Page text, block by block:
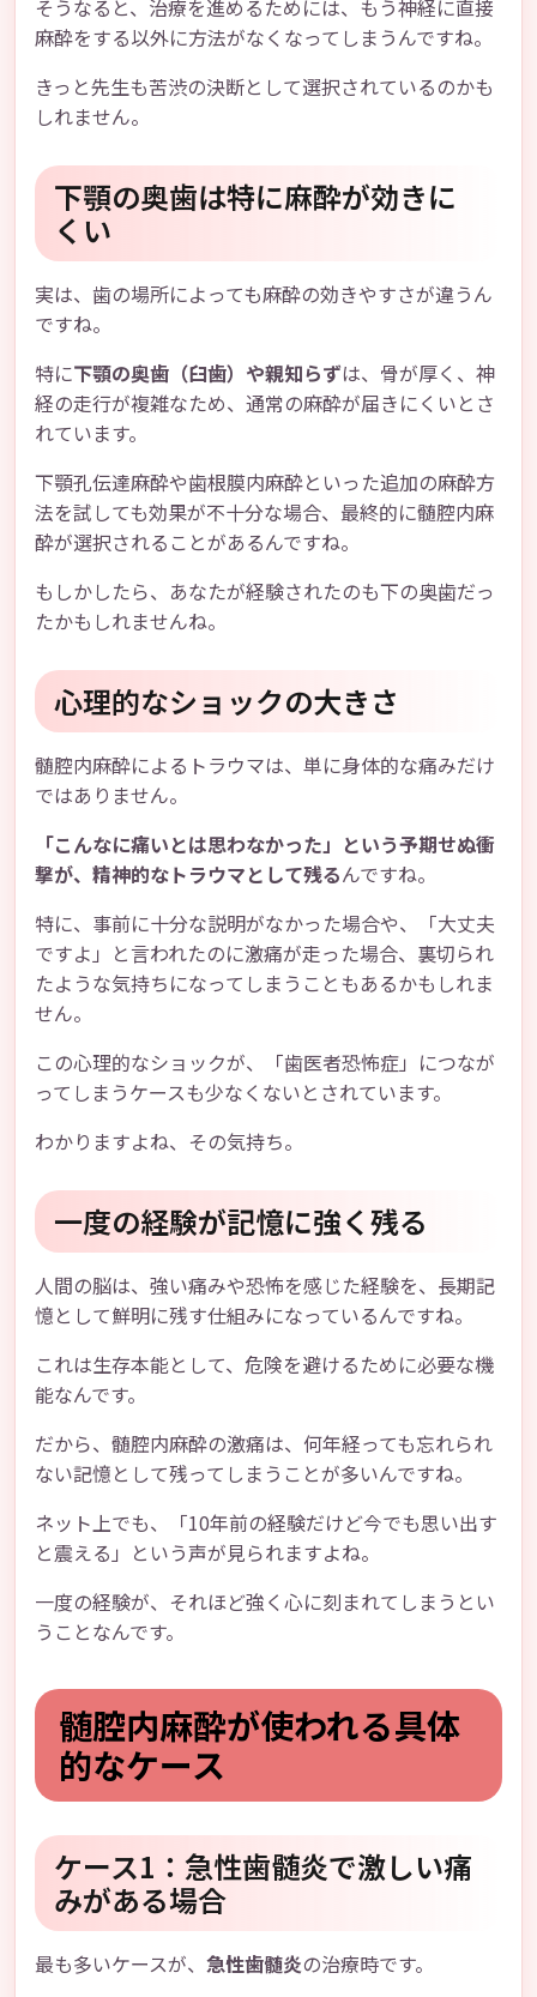
そうなると、治療を進めるためには、もう神経に直接
麻酔をする以外に方法がなくなってしまうんですね。
きっと先生も苦渋の決断として選択されているのかも
しれません。
下顎の奥歯は特に麻酔が効きに
くい
実は、歯の場所によっても麻酔の効きやすさが違うん
ですね。
特に下顎の奥歯（臼歯）や親知らずは、骨が厚く、神
経の走行が複雑なため、通常の麻酔が届きにくいとさ
れています。
下顎孔伝達麻酔や歯根膜内麻酔といった追加の麻酔方
法を試しても効果が不十分な場合、最終的に髄腔内麻
酔が選択されることがあるんですね。
もしかしたら、あなたが経験されたのも下の奥歯だっ
たかもしれませんね。
心理的なショックの大きさ
髄腔内麻酔によるトラウマは、単に身体的な痛みだけ
ではありません。
「こんなに痛いとは思わなかった」という予期せぬ衝
撃が、精神的なトラウマとして残るんですね。
特に、事前に十分な説明がなかった場合や、「大丈夫
ですよ」と言われたのに激痛が走った場合、裏切られ
たような気持ちになってしまうこともあるかもしれま
せん。
この心理的なショックが、「歯医者恐怖症」につなが
ってしまうケースも少なくないとされています。
わかりますよね、その気持ち。
一度の経験が記憶に強く残る
人間の脳は、強い痛みや恐怖を感じた経験を、長期記
憶として鮮明に残す仕組みになっているんですね。
これは生存本能として、危険を避けるために必要な機
能なんです。
だから、髄腔内麻酔の激痛は、何年経っても忘れられ
ない記憶として残ってしまうことが多いんですね。
ネット上でも、「10年前の経験だけど今でも思い出す
と震える」という声が見られますよね。
一度の経験が、それほど強く心に刻まれてしまうとい
うことなんです。
髄腔内麻酔が使われる具体
的なケース
ケース1：急性歯髄炎で激しい痛
みがある場合
最も多いケースが、 急性歯髄炎の治療時です。